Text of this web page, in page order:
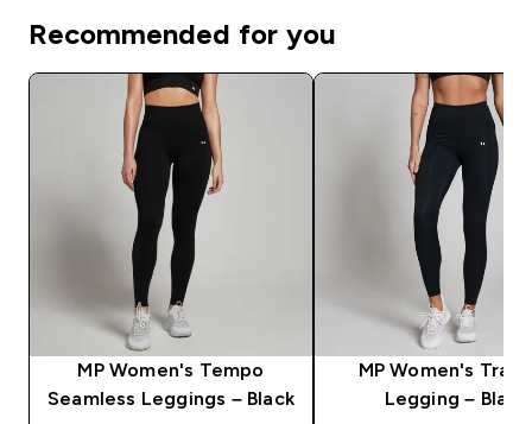
Recommended for you
MP Women's Tempo
Seamless Leggings – Black
MP Women's
Legging – Black